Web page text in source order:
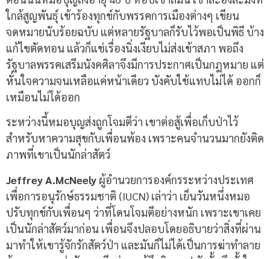
ใกล้สูญพันธุ์ เข้าร้องทุกข์กับพรรคการเมืองต่างๆ เขียน
จดหมายนับร้อยฉบับ แต่หลายรัฐบาลก็รับไว้พอเป็นพิธี บ้าง
แก้ไขตัดทอน แล้วก็แช่เรื่องนิ่งเงียบไม่ส่งเข้าสภา พอถึง
รัฐบาลพรรคเสรีมนังคศิลาจึงมีการประกาศเป็นกฎหมาย แต่
หั่นใจความจนเหลือแค่หน้าเดียว บังคับใช้แทบไม่ได้ ออกก็
เหมือนไม่ได้ออก
ระหว่างนี้หมอบุญส่งถูกโจมตีว่า เขาต่อสู้เพื่อเก็บป่าไว้
สำหรับหาความสุขกับเพื่อนพ้อง เพราะคนจำนวนมากยังติด
ภาพที่เขาเป็นนักล่าสัตว์
Jeffrey A.McNeely ผู้อำนวยการองค์กรระหว่างประเทศ
เพื่อการอนุรักษ์ธรรมชาติ (IUCN) เล่าว่า เย็นวันหนึ่งหมอ
ปรับทุกข์กับเพื่อนๆ ว่าที่โดนโจมตีอย่างหนัก เพราะเขาเคย
เป็นนักล่าสัตว์มาก่อน เพื่อนจึงปลอบโดยอธิบายว่าสิ่งที่ผ่าน
มาทำให้เขารู้จักรักสัตว์ป่า และมันก็ไม่ได้เป็นการฆ่าทำลาย